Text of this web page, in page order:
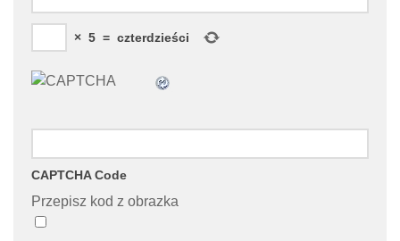
× 5 = czterdzieści
CAPTCHA Code
Przepisz kod z obrazka